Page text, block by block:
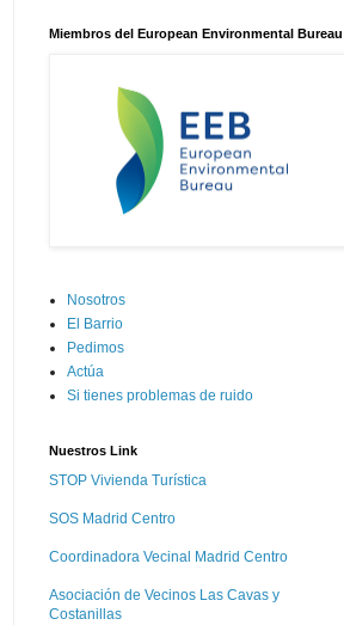
Miembros del European Environmental Bureau
Nosotros
El Barrio
Pedimos
Actúa
Si tienes problemas de ruido
Nuestros Link
STOP Vivienda Turística
SOS Madrid Centro
Coordinadora Vecinal Madrid Centro
Asociación de Vecinos Las Cavas y
Costanillas